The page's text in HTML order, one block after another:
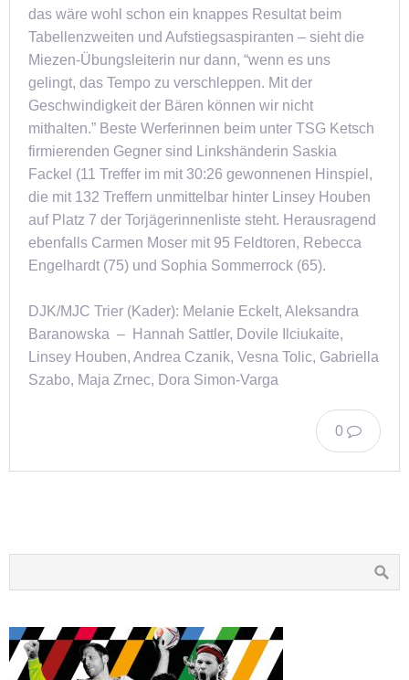
das wäre wohl schon ein knappes Resultat beim
Tabellenzweiten und Aufstiegsaspiranten – sieht die
Miezen-Übungsleiterin nur dann, “wenn es uns
gelingt, das Tempo zu verschleppen. Mit der
Geschwindigkeit der Bären können wir nicht
mithalten.” Beste Werferinnen beim unter TSG Ketsch
firmierenden Gegner sind Linkshänderin Saskia
Fackel (11 Treffer im mit 30:26 gewonnenen Hinspiel,
die mit 132 Treffern unmittelbar hinter Linsey Houben
auf Platz 7 der Torjägerinnenliste steht. Herausragend
ebenfalls Carmen Moser mit 95 Feldtoren, Rebecca
Engelhardt (75) und Sophia Sommerrock (65).
DJK/MJC Trier (Kader): Melanie Eckelt, Aleksandra
Baranowska – Hannah Sattler, Dovile Ilciukaite,
Linsey Houben, Andrea Czanik, Vesna Tolic, Gabriella
Szabo, Maja Zrnec, Dora Simon-Varga
0